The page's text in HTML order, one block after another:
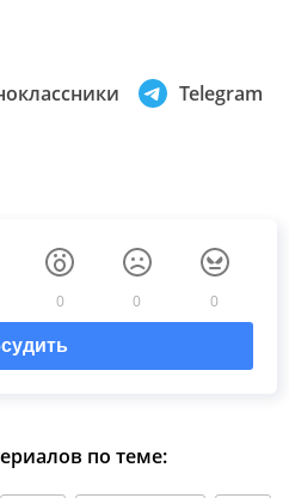
Telegram
0 0 0
по теме: